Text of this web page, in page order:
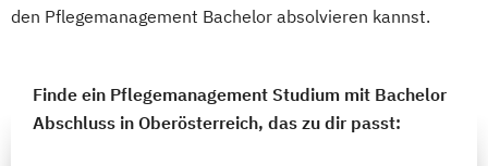
den Pflegemanagement Bachelor absolvieren kannst.
Finde ein Pflegemanagement Studium mit Bachelor
Abschluss in Oberösterreich, das zu dir passt: